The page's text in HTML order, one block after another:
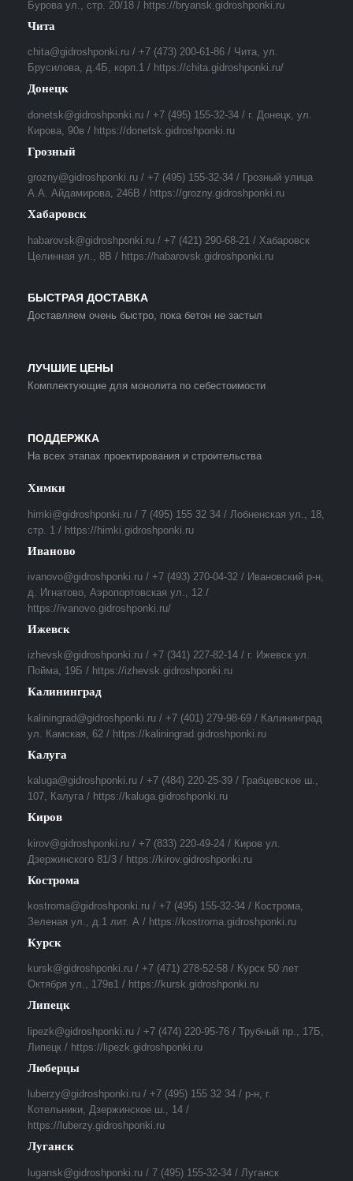
Бурова ул., стр. 20/18 / https://bryansk.gidroshponki.ru
Чита
chita@gidroshponki.ru / +7 (473) 200-61-86 / Чита, ул.
Брусилова, д.4Б, корп.1 / https://chita.gidroshponki.ru/
Донецк
donetsk@gidroshponki.ru / +7 (495) 155-32-34 / г. Донецк, ул.
Кирова, 90в / https://donetsk.gidroshponki.ru
Грозный
grozny@gidroshponki.ru / +7 (495) 155-32-34 / Грозный улица
А.А. Айдамирова, 246В / https://grozny.gidroshponki.ru
Хабаровск
habarovsk@gidroshponki.ru / +7 (421) 290-68-21 / Хабаровск
Целинная ул., 8В / https://habarovsk.gidroshponki.ru
БЫСТРАЯ ДОСТАВКА
Доставляем очень быстро, пока бетон не застыл
ЛУЧШИЕ ЦЕНЫ
Комплектующие для монолита по себестоимости
ПОДДЕРЖКА
На всех этапах проектирования и строительства
Химки
himki@gidroshponki.ru / 7 (495) 155 32 34 / Лобненская ул., 18,
стр. 1 / https://himki.gidroshponki.ru
Иваново
ivanovo@gidroshponki.ru / +7 (493) 270-04-32 / Ивановский р-н,
д. Игнатово, Аэропортовская ул., 12 /
https://ivanovo.gidroshponki.ru/
Ижевск
izhevsk@gidroshponki.ru / +7 (341) 227-82-14 / г. Ижевск ул.
Пойма, 19Б / https://izhevsk.gidroshponki.ru
Калининград
kaliningrad@gidroshponki.ru / +7 (401) 279-98-69 / Калининград
ул. Камская, 62 / https://kaliningrad.gidroshponki.ru
Калуга
kaluga@gidroshponki.ru / +7 (484) 220-25-39 / Грабцевское ш.,
107, Калуга / https://kaluga.gidroshponki.ru
Киров
kirov@gidroshponki.ru / +7 (833) 220-49-24 / Киров ул.
Дзержинского 81/3 / https://kirov.gidroshponki.ru
Кострома
kostroma@gidroshponki.ru / +7 (495) 155-32-34 / Кострома,
Зеленая ул., д.1 лит. А / https://kostroma.gidroshponki.ru
Курск
kursk@gidroshponki.ru / +7 (471) 278-52-58 / Курск 50 лет
Октября ул., 179в1 / https://kursk.gidroshponki.ru
Липецк
lipezk@gidroshponki.ru / +7 (474) 220-95-76 / Трубный пр., 17Б,
Липецк / https://lipezk.gidroshponki.ru
Люберцы
luberzy@gidroshponki.ru / +7 (495) 155 32 34 / р-н, г.
Котельники, Дзержинское ш., 14 /
https://luberzy.gidroshponki.ru
Луганск
lugansk@gidroshponki.ru / 7 (495) 155-32-34 / Луганск